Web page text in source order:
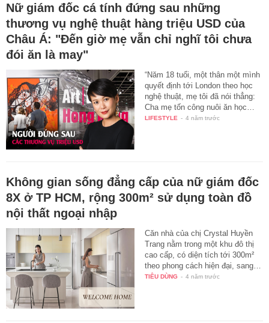
Nữ giám đốc cá tính đứng sau những
thương vụ nghệ thuật hàng triệu USD của
Châu Á: "Đến giờ mẹ vẫn chỉ nghĩ tôi chưa
đói ăn là may"
“Năm 18 tuổi, một thân một mình
quyết định tới London theo học
nghệ thuật, mẹ tôi đã nói thẳng:
Cha mẹ tốn công nuôi ăn học…
LIFESTYLE - 4 năm trước
Không gian sống đẳng cấp của nữ giám đốc
8X ở TP HCM, rộng 300m² sử dụng toàn đồ
nội thất ngoại nhập
Căn nhà của chị Crystal Huyền
Trang nằm trong một khu đô thị
cao cấp, có diện tích tới 300m²
theo phong cách hiện đại, sang…
TIÊU DÙNG - 4 năm trước